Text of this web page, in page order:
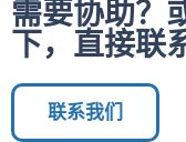
需要协助？
下，直接联
联系我们